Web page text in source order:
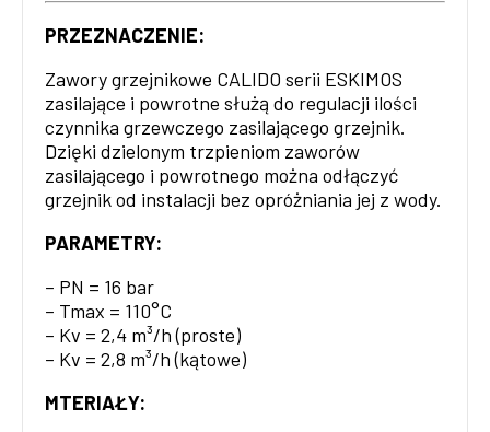
PRZEZNACZENIE:
Zawory grzejnikowe CALIDO serii ESKIMOS
zasilające i powrotne służą do regulacji ilości
czynnika grzewczego zasilającego grzejnik.
Dzięki dzielonym trzpieniom zaworów
zasilającego i powrotnego można odłączyć
grzejnik od instalacji bez opróżniania jej z wody.
PARAMETRY:
– PN = 16 bar
– Tmax = 110°C
– Kv = 2,4 m³/h (proste)
– Kv = 2,8 m³/h (kątowe)
MTERIAŁY: